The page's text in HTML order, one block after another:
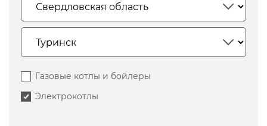
Газовые котлы и бойлеры
Электрокотлы